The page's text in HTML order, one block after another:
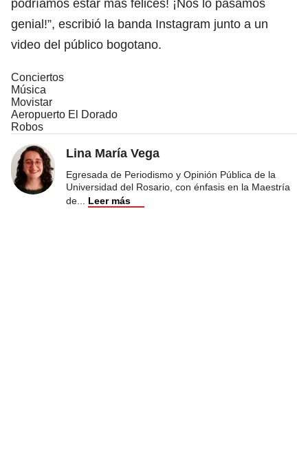
podríamos estar más felices! ¡Nos lo pasamos
genial!”, escribió la banda Instagram junto a un
video del público bogotano.
Conciertos
Música
Movistar
Aeropuerto El Dorado
Robos
Lina María Vega
Egresada de Periodismo y Opinión Pública de la
Universidad del Rosario, con énfasis en la Maestría
de
Leer más